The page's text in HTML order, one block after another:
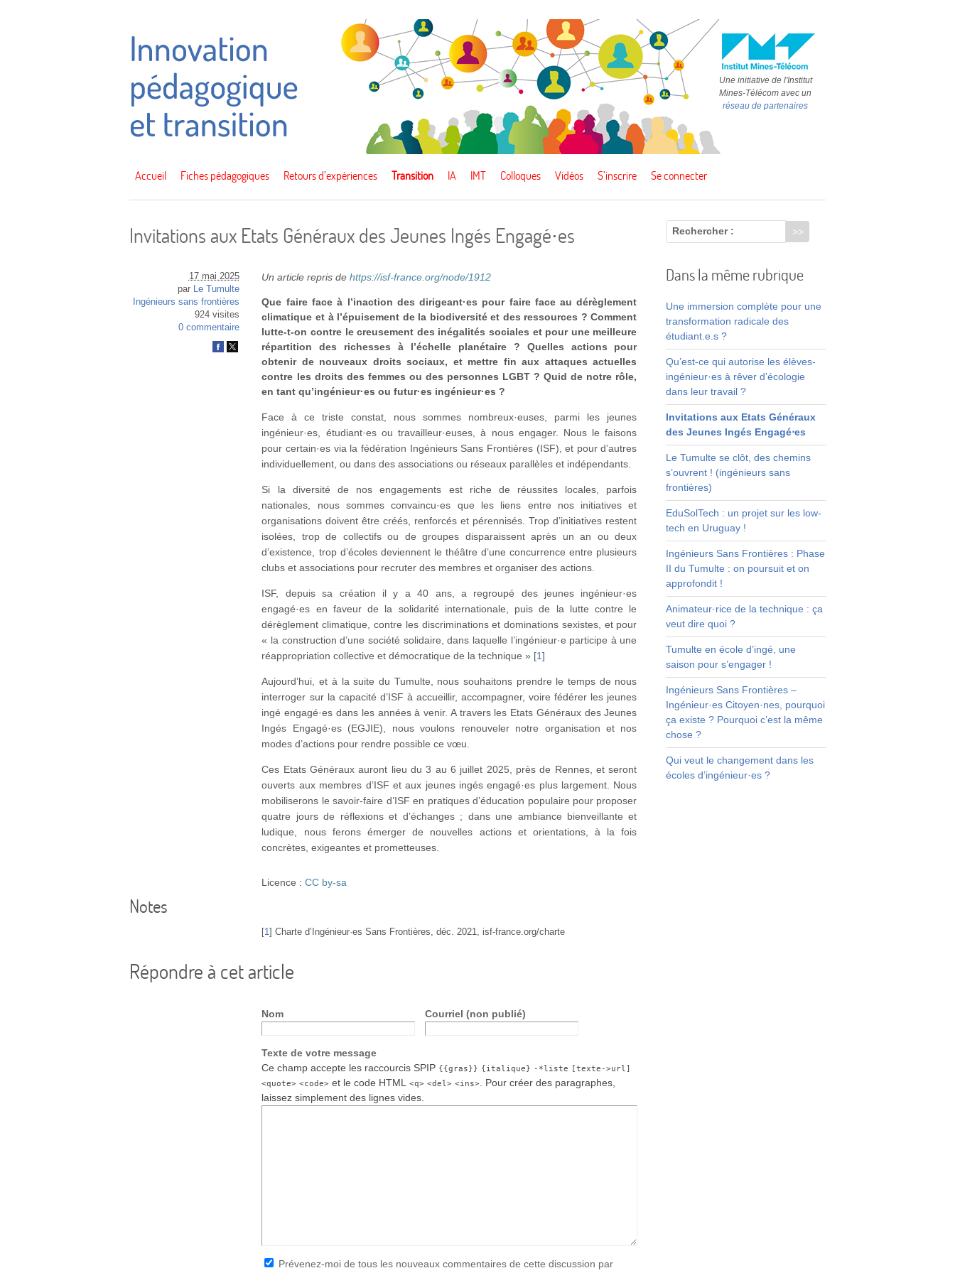
Une initiative de l'Institut
Mines-Télécom avec un
réseau de partenaires
Accueil Fiches pédagogiques Retours d’expériences Transition IA IMT Colloques Vidéos S’inscrire Se connecter
Invitations aux Etats Généraux des Jeunes Ingés Engagé⋅es
17 mai 2025
par
Le Tumulte
Ingénieurs sans frontières
924 visites
0 commentaire
Un article repris dehttps://isf-france.org/node/1912
Que faire face à l’inaction des dirigeant·es pour faire face au dérèglement
climatique et à l’épuisement de la biodiversité et des ressources ? Comment
lutte-t-on contre le creusement des inégalités sociales et pour une meilleure
répartition des richesses à l’échelle planétaire ? Quelles actions pour
obtenir de nouveaux droits sociaux, et mettre fin aux attaques actuelles
contre les droits des femmes ou des personnes LGBT ? Quid de notre rôle,
en tant qu’ingénieur·es ou futur·es ingénieur·es ?
Face à ce triste constat, nous sommes nombreux·euses, parmi les jeunes
ingénieur·es, étudiant·es ou travailleur·euses, à nous engager. Nous le faisons
pour certain·es via la fédération Ingénieurs Sans Frontières (ISF), et pour d’autres
individuellement, ou dans des associations ou réseaux parallèles et indépendants.
Si la diversité de nos engagements est riche de réussites locales, parfois
nationales, nous sommes convaincu·es que les liens entre nos initiatives et
organisations doivent être créés, renforcés et pérennisés. Trop d’initiatives restent
isolées, trop de collectifs ou de groupes disparaissent après un an ou deux
d’existence, trop d’écoles deviennent le théâtre d’une concurrence entre plusieurs
clubs et associations pour recruter des membres et organiser des actions.
ISF, depuis sa création il y a 40 ans, a regroupé des jeunes ingénieur·es
engagé·es en faveur de la solidarité internationale, puis de la lutte contre le
dérèglement climatique, contre les discriminations et dominations sexistes, et pour
« la construction d’une société solidaire, dans laquelle l’ingénieur·e participe à une
réappropriation collective et démocratique de la technique » [1]
Aujourd’hui, et à la suite du Tumulte, nous souhaitons prendre le temps de nous
interroger sur la capacité d’ISF à accueillir, accompagner, voire fédérer les jeunes
ingé engagé·es dans les années à venir. A travers les Etats Généraux des Jeunes
Ingés Engagé·es (EGJIE), nous voulons renouveler notre organisation et nos
modes d’actions pour rendre possible ce vœu.
Ces Etats Généraux auront lieu du 3 au 6 juillet 2025, près de Rennes, et seront
ouverts aux membres d’ISF et aux jeunes ingés engagé·es plus largement. Nous
mobiliserons le savoir-faire d’ISF en pratiques d’éducation populaire pour proposer
quatre jours de réflexions et d’échanges ; dans une ambiance bienveillante et
ludique, nous ferons émerger de nouvelles actions et orientations, à la fois
concrètes, exigeantes et prometteuses.
Licence :CC by-sa
Notes
[1]Charte d’Ingénieur·es Sans Frontières, déc. 2021, isf-france.org/charte
Répondre à cet article
Nom Courriel (non publié)
Texte de votre message
Ce champ accepte les raccourcis SPIP {{gras}} {italique} -*liste [texte->url]
<quote> <code> et le code HTML<q> <del> <ins>. Pour créer des paragraphes,
laissez simplement des lignes vides.
Prévenez-moi de tous les nouveaux commentaires de cette discussion par
Rechercher :
Dans la même rubrique
Une immersion complète pour une
transformation radicale des
étudiant.e.s ?
Qu’est-ce qui autorise les élèves-
ingénieur·es à rêver d’écologie
dans leur travail ?
Invitations aux Etats Généraux
des Jeunes Ingés Engagé⋅es
Le Tumulte se clôt, des chemins
s’ouvrent ! (ingénieurs sans
frontières)
EduSolTech : un projet sur les low-
tech en Uruguay !
Ingénieurs Sans Frontières : Phase
II du Tumulte : on poursuit et on
approfondit !
Animateur·rice de la technique : ça
veut dire quoi ?
Tumulte en école d’ingé, une
saison pour s’engager !
Ingénieurs Sans Frontières –
Ingénieur·es Citoyen·nes, pourquoi
ça existe ? Pourquoi c’est la même
chose ?
Qui veut le changement dans les
écoles d’ingénieur·es ?